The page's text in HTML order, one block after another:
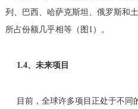
列、巴西、哈萨克斯坦、俄罗斯和
所占份额几乎相等（图1）。
1.4、未来项目
目前，全球许多项目正处于不同